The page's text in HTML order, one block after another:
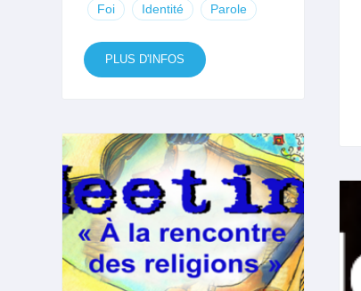
Foi Identité Parole
PLUS D'INFOS